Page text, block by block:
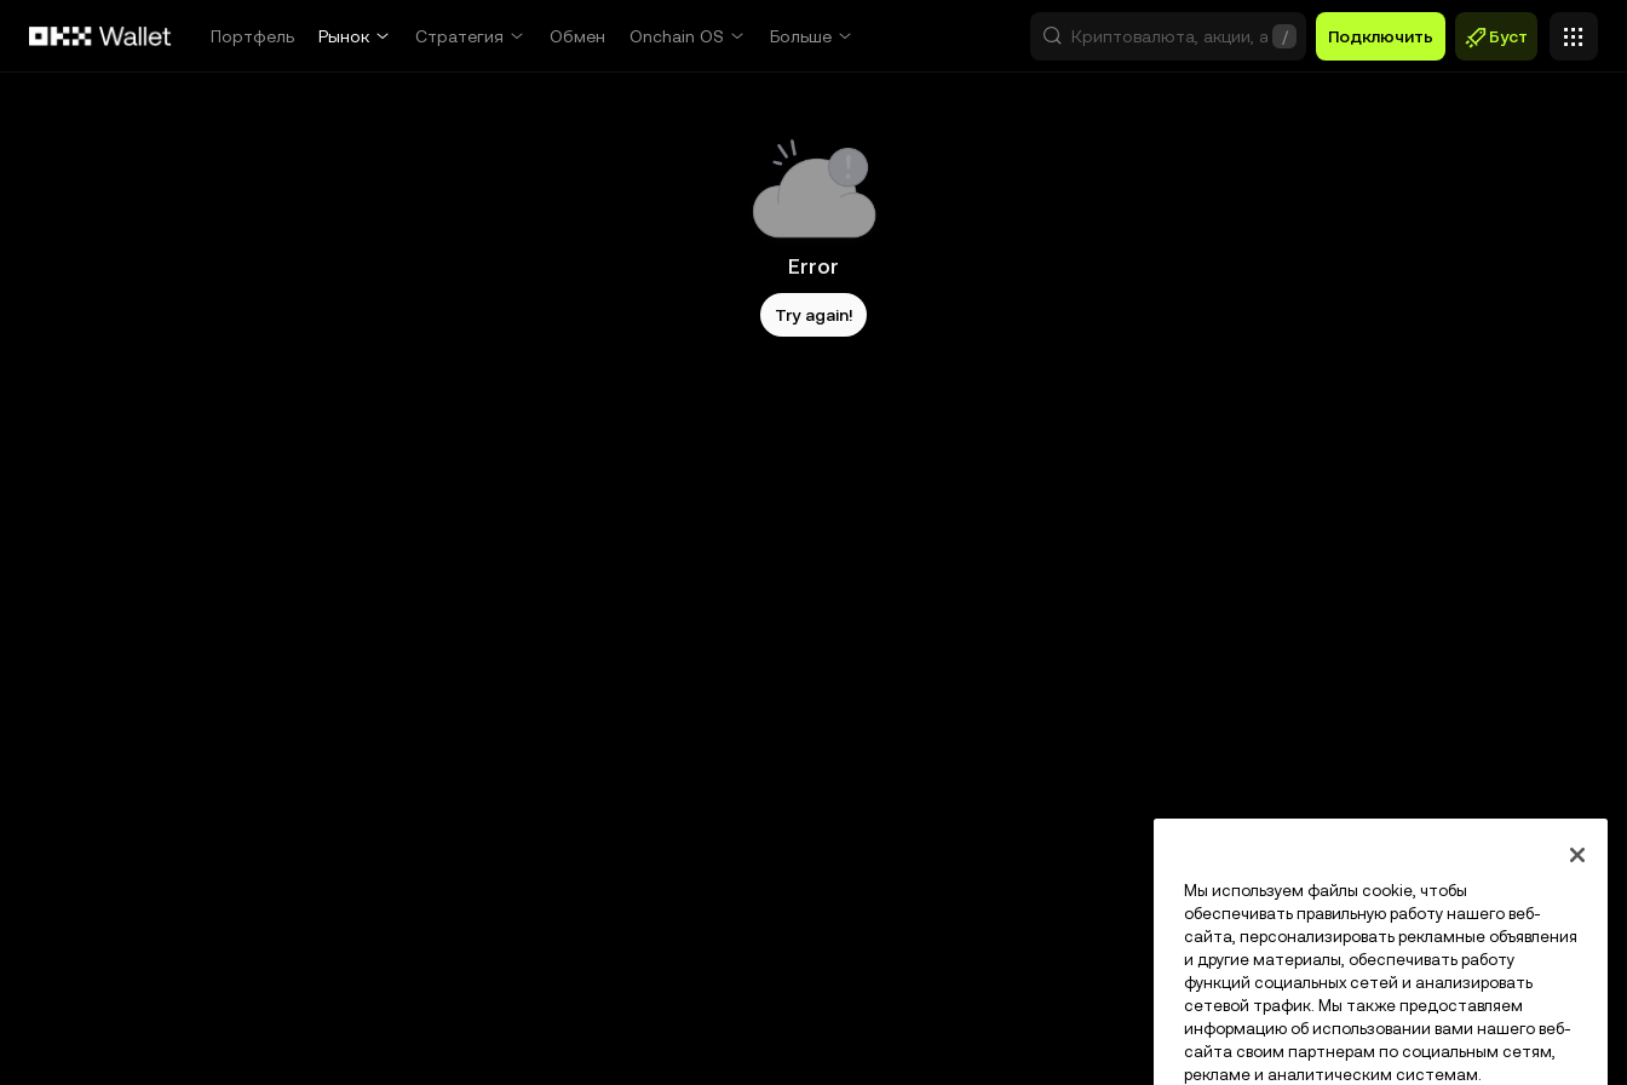
Портфель
Рынок Стратегия Обмен Onchain OS Больше / Подключить Буст
Error
Try again!
Мы используем файлы cookie, чтобы
обеспечивать правильную работу нашего веб-
сайта, персонализировать рекламные объявления
и другие материалы, обеспечивать работу
функций социальных сетей и анализировать
сетевой трафик. Мы также предоставляем
информацию об использовании вами нашего веб-
сайта своим партнерам по социальным сетям,
рекламе и аналитическим системам.